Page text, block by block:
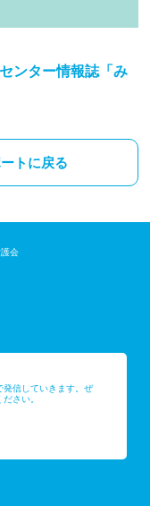
ンター情報誌「み
トに戻る
会
信していきます。ぜ
さい。